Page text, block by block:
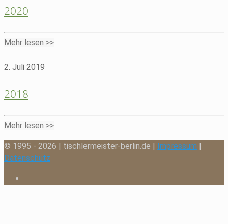
2020
Mehr lesen >>
2. Juli 2019
2018
Mehr lesen >>
© 1995 - 2026 | tischlermeister-berlin.de | Impressum |
Datenschutz